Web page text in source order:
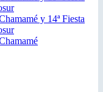
y 14ª Fiesta